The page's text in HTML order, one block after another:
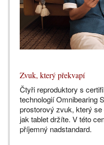
Zvuk, který překvapí
Čtyři reproduktory s
technologií Omnibearing
prostorový zvuk, který
jak tablet držíte. V této
příjemný nadstandard.